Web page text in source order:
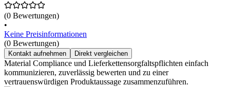
(0 Bewertungen)
•
Keine Preisinformationen
(0 Bewertungen)
Kontakt aufnehmen Direkt vergleichen
Material Compliance und Lieferkettensorgfaltspflichten einfach
kommunizieren, zuverlässig bewerten und zu einer
vertrauenswürdigen Produktaussage zusammenzuführen.